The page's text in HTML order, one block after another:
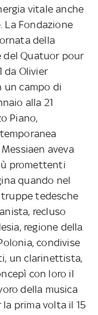
vitale anche
La Fondazione
della
del Quatuor pour
da Olivier
un campo di
alla 21
Piano,
aveva
promettenti
quando nel
tedesche
recluso
regione della
condivise
un clarinettista,
con loro il
della musica
prima volta il 15